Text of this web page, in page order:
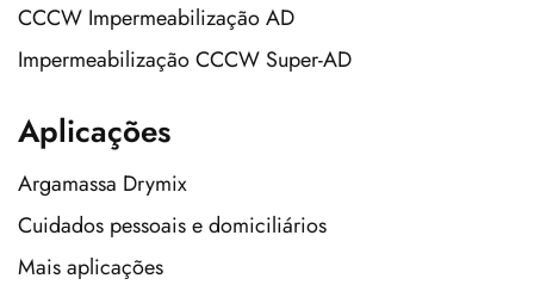
CCCW Impermeabilização AD
Impermeabilização CCCW Super-AD
Aplicações
Argamassa Drymix
Cuidados pessoais e domiciliários
Mais aplicações